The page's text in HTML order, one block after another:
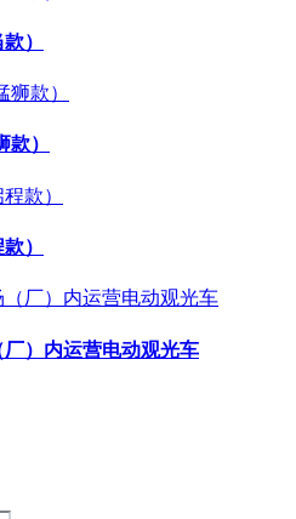
）
）
）
）内运营电动观光车